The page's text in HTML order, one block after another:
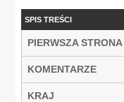
SPIS TREŚCI
PIERWSZA STRONA
KOMENTARZE
KRAJ